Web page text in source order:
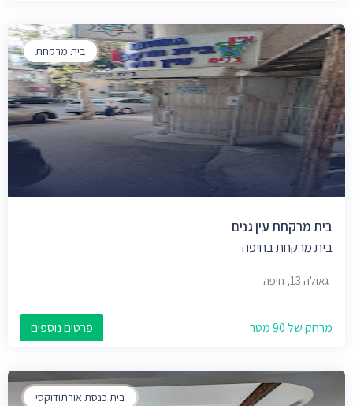
בית מרקחת
בית מרקחת עין גנים
בית מרקחת בחיפה
גאולה 13, חיפה
מרחק של 90 מטר פרטים נוספים
בית כנסת אורתודוקסי